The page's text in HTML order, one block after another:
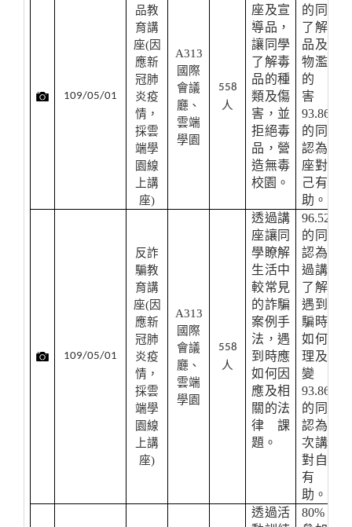
109/05/01
品教
育講
座(因
應新
冠肺
炎疫
情，
採雲
端學
園線
上講
座)
A313
國際
會議
廳、
雲端
學園
558
人
座及宣
導品，
讓同學
了解毒
品的種
類及傷
害，並
拒絕毒
品，營
造無毒
校園。
的同學
了解毒
品及藥
物濫用
的危
害，
93.86%
的同學
認為講
座對自
己有幫
助。
109/05/01
反詐
騙教
育講
座(因
應新
冠肺
炎疫
情，
採雲
端學
園線
上講
座)
A313
國際
會議
廳、
雲端
學園
558
人
透過講
座讓同
學瞭解
生活中
較常見
的詐騙
案例手
法，遇
到時應
如何因
應及相
關的法
律課
題。
96.52%
的同學
認為透
過講座
了解到
遇到詐
騙時該
如何處
理及應
變，
93.86%
的同學
認為本
次講座
對自已
有幫
助。
透過活
80%